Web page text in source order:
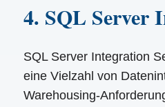
4. SQL Server
SQL Server Integration
eine Vielzahl von
Warehousing-